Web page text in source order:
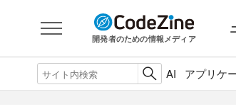
開発者のための情報メディア
AI アプリケ